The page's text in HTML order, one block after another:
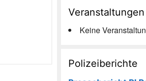
Veranstaltungen
Keine
Polizeiberichte